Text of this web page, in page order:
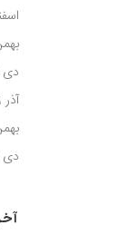
اسفند
بهمن
دی ۱۳۹۹
آذر ۱۳۹۹
بهمن
دی ۱۳۹۱